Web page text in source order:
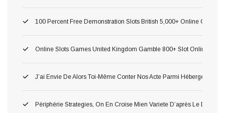
100 Percent Free Demonstration Slots British 5,000+ Online Game
Online Slots Games United Kingdom Gamble 800+ Slot Online
J’ai Envie De Alors Toi-Même Conter Nos Acte Parmi Hébergement
Périphérie Strategies, On En Croise Mien Variete D’après Le